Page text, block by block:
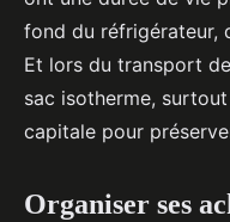
fond du réfrigérateur,
Et lors du transport
sac isotherme,
capitale pour
Organiser ses